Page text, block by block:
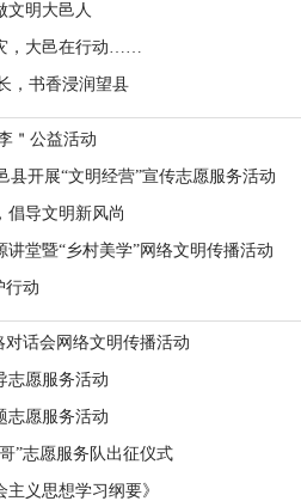
文明大邑人
，大邑在行动……
，书香浸润望县
＂公益活动
县开展“文明经营”宣传志愿服务活动
倡导文明新风尚
堂暨“乡村美学”网络文明传播活动
行动
对话会网络文明传播活动
志愿服务活动
志愿服务活动
”志愿服务队出征仪式
主义思想学习纲要》